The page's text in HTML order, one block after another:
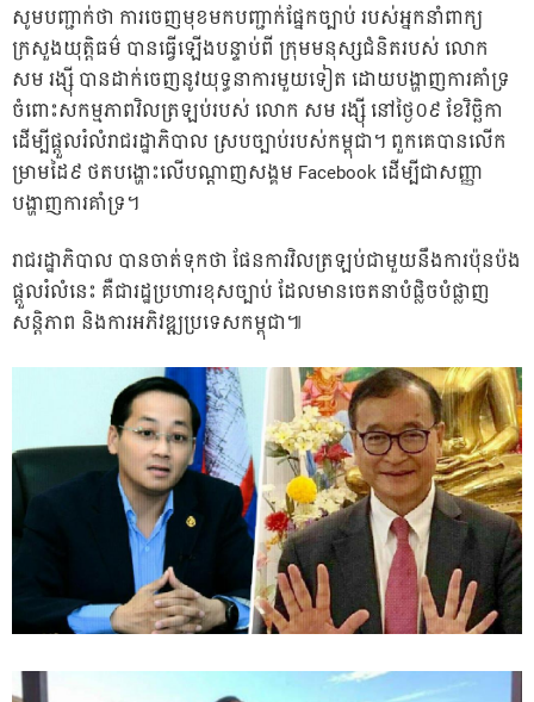
សូមបញ្ជាក់ថា ការចេញមុខមកបញ្ជាក់ផ្នែកច្បាប់ របស់អ្នកនាំពាក្យ
ក្រសួងយុត្តិធម៌ បានធ្វើឡើងបន្ទាប់ពី ក្រុមមនុស្សជំនិតរបស់ លោក
សម រង្ស៉ី បានដាក់ចេញនូវយុទ្ធនាការមួយទៀត ដោយបង្ហាញការគាំទ្រ
ចំពោះសកម្មភាពវិលត្រឡប់របស់ លោក សម រង្ស៉ី នៅថ្ងៃ០៩ ខែវិច្ឆិកា
ដើម្បីផ្តួលរំលំរាជរដ្ឋាភិបាល ស្របច្បាប់របស់កម្ពុជា។ ពួកគេបានលើក
ម្រាមដៃ៩ ថតបង្ហោះលើបណ្តាញសង្គម Facebook ដើម្បីជាសញ្ញា
បង្ហាញការគាំទ្រ។
រាជរដ្ឋាភិបាល បានចាត់ទុកថា ផែនការវិលត្រឡប់ជាមួយនឹងការប៉ុនប៉ង
ផ្តួលរំលំនេះ គឺជារដ្ឋប្រហារខុសច្បាប់ ដែលមានចេតនាបំផ្លិចបំផ្លាញ
សន្តិភាព និងការអភិវឌ្ឍប្រទេសកម្ពុជា៕